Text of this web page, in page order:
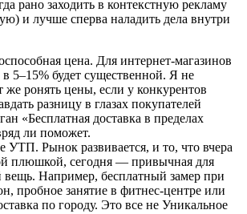
рано заходить в контекстную рекламу
и лучше сперва наладить дела внутри
цена. Для интернет-магазинов
в 5–15% будет существенной. Я не
же ронять цены, если у конкурентов
разницу в глазах покупателей
«Бесплатная доставка в пределах
ли поможет.
УТП. Рынок развивается, и то, что вчера
плюшкой, сегодня — привычная для
вещь. Например, бесплатный замер при
пробное занятие в фитнес-центре или
по городу. Это все не Уникальное